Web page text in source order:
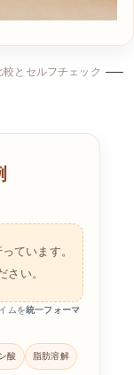
とセルフチェック
ています。
い。
ムを統一フォーマ
酸 脂肪溶解